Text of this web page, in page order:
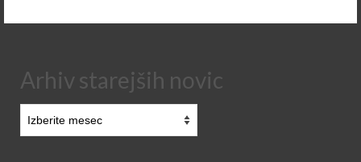
Arhiv starejših novic
starejših